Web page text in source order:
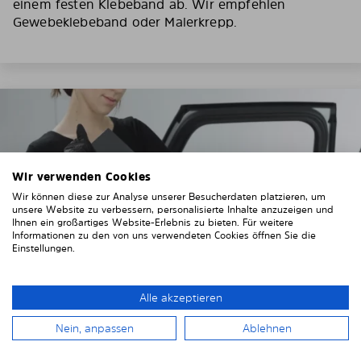
einem festen Klebeband ab. Wir empfehlen
Gewebeklebeband oder Malerkrepp.
3. Entfernen Sie die Schutzfolien
Wir verwenden Cookies
Wir können diese zur Analyse unserer Besucherdaten platzieren, um
unsere Website zu verbessern, personalisierte Inhalte anzuzeigen und
Ihnen ein großartiges Website-Erlebnis zu bieten. Für weitere
Informationen zu den von uns verwendeten Cookies öffnen Sie die
Einstellungen.
Alle akzeptieren
Nein, anpassen Ablehnen